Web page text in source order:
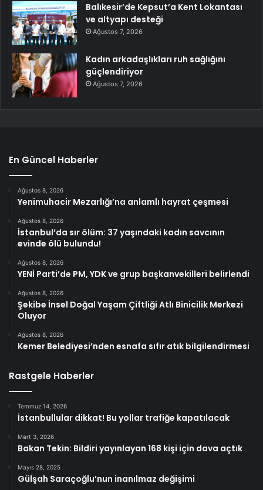
Balıkesir’de Kepsut’a Kent Lokantası
ve altyapı desteği
Ağustos 7, 2026
Kadın arkadaşlıkları ruh sağlığını
güçlendiriyor
Ağustos 7, 2026
En Güncel Haberler
Ağustos 8, 2026
Yenimuhacir Mezarlığı’na anlamlı hayrat çeşmesi
Ağustos 8, 2026
İstanbul’da sır ölüm: 37 yaşındaki kadın savcının
evinde ölü bulundu!
Ağustos 8, 2026
YENİ Parti’de PM, YDK ve grup başkanvekilleri belirlendi
Ağustos 8, 2026
Şekibe İnsel Doğal Yaşam Çiftliği Atlı Binicilik Merkezi
Oluyor
Ağustos 8, 2026
Kemer Belediyesi’nden esnafa sıfır atık bilgilendirmesi
Rastgele Haberler
Temmuz 14, 2026
İstanbullular dikkat! Bu yollar trafiğe kapatılacak
Mart 3, 2026
Bakan Tekin: Bildiri yayınlayan 168 kişi için dava açtık
Mayıs 28, 2025
Gülşah Saraçoğlu’nun inanılmaz değişimi